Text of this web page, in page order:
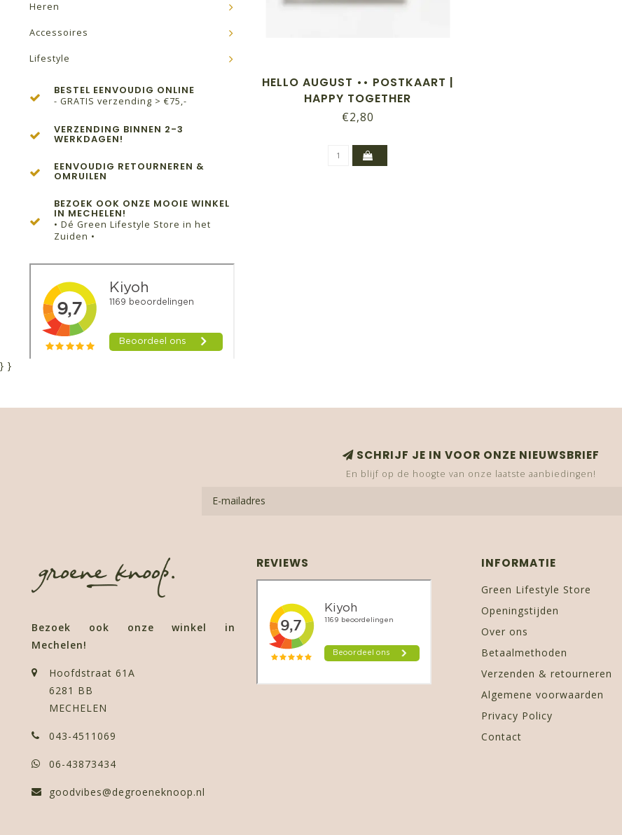
Heren
Accessoires
Lifestyle
BESTEL EENVOUDIG ONLINE
- GRATIS verzending > €75,-
VERZENDING BINNEN 2-3
WERKDAGEN!
EENVOUDIG RETOURNEREN &
OMRUILEN
BEZOEK OOK ONZE MOOIE WINKEL
IN MECHELEN!
• Dé Green Lifestyle Store in het
Zuiden •
HELLO AUGUST •• POSTKAART |
HAPPY TOGETHER
€2,80
} }
SCHRIJF JE IN VOOR ONZE NIEUWSBRIEF
En blijf op de hoogte van onze laatste aanbiedingen!
Bezoek ook onze winkel in
Mechelen!
Hoofdstraat 61A
6281 BB
MECHELEN
043-4511069
06-43873434
goodvibes@degroeneknoop.nl
REVIEWS INFORMATIE
Green Lifestyle Store
Openingstijden
Over ons
Betaalmethoden
Verzenden & retourneren
Algemene voorwaarden
Privacy Policy
Contact